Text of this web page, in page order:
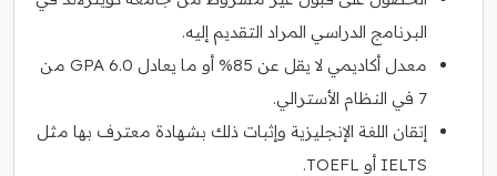
البرنامج الدراسي المراد التقديم إليه.
معدل أكاديمي لا يقل عن 85% أو ما يعادل GPA 6.0 من
7 في النظام الأسترالي.
إتقان اللغة الإنجليزية وإثبات ذلك بشهادة معترف بها مثل
IELTS أو TOEFL.